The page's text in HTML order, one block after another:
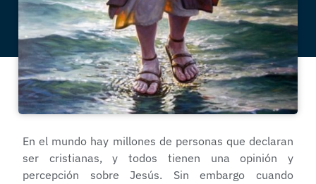
En el mundo hay millones de personas que declaran
ser cristianas, y todos tienen una opinión y
percepción sobre Jesús. Sin embargo cuando